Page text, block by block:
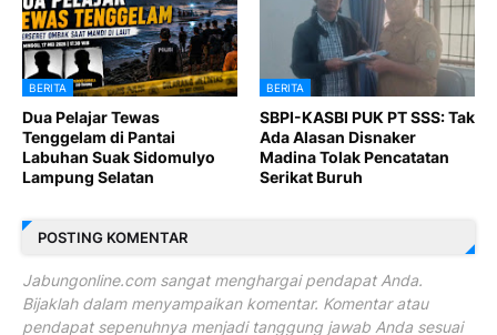
BERITA
Dua Pelajar Tewas
Tenggelam di Pantai
Labuhan Suak Sidomulyo
Lampung Selatan
BERITA
SBPI-KASBI PUK PT SSS: Tak
Ada Alasan Disnaker
Madina Tolak Pencatatan
Serikat Buruh
POSTING KOMENTAR
Jabungonline.com sangat menghargai pendapat Anda.
Bijaklah dalam menyampaikan komentar. Komentar atau
pendapat sepenuhnya menjadi tanggung jawab Anda sesuai